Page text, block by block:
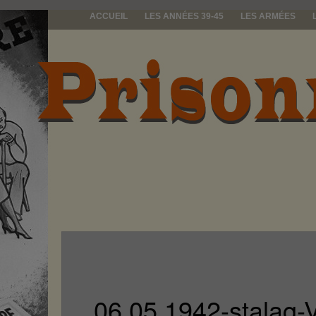
ACCUEIL LES ANNÉES 39-45 LES ARMÉES
prisonniers